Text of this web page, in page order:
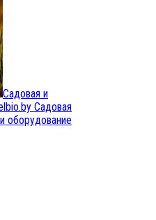
Садовая и
Садовая
оборудование